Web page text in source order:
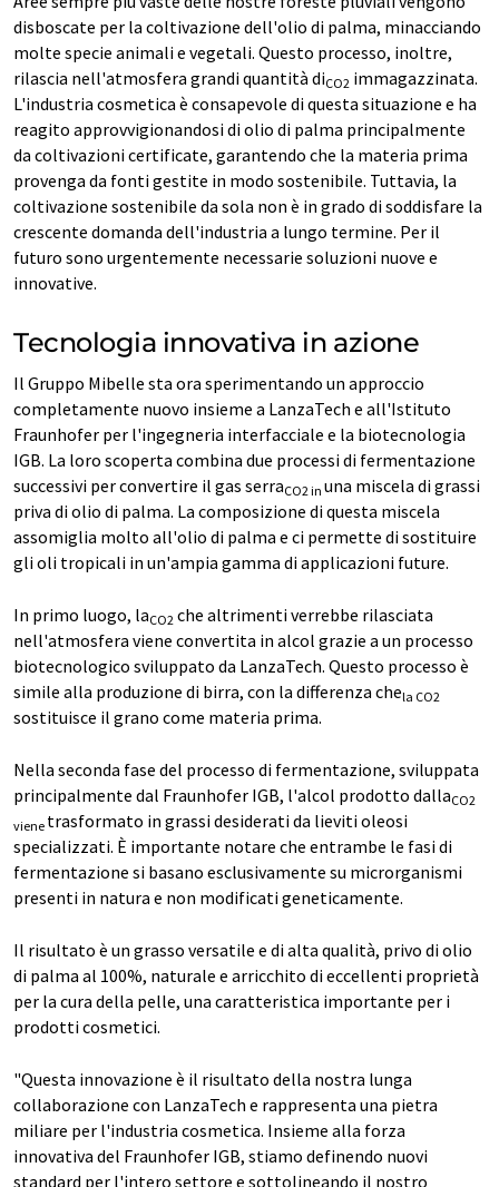
disboscate per la coltivazione dell'olio di palma, minacciando
molte specie animali e vegetali. Questo processo, inoltre,
rilascia nell'atmosfera grandi quantità diCO2 immagazzinata.
L'industria cosmetica è consapevole di questa situazione e ha
reagito approvvigionandosi di olio di palma principalmente
da coltivazioni certificate, garantendo che la materia prima
provenga da fonti gestite in modo sostenibile. Tuttavia, la
coltivazione sostenibile da sola non è in grado di soddisfare la
crescente domanda dell'industria a lungo termine. Per il
futuro sono urgentemente necessarie soluzioni nuove e
innovative.
Tecnologia innovativa in azione
Il Gruppo Mibelle sta ora sperimentando un approccio
completamente nuovo insieme a LanzaTech e all'Istituto
Fraunhofer per l'ingegneria interfacciale e la biotecnologia
IGB. La loro scoperta combina due processi di fermentazione
successivi per convertire il gas serraCO2 in una miscela di grassi
priva di olio di palma. La composizione di questa miscela
assomiglia molto all'olio di palma e ci permette di sostituire
gli oli tropicali in un'ampia gamma di applicazioni future.
In primo luogo, laCO2 che altrimenti verrebbe rilasciata
nell'atmosfera viene convertita in alcol grazie a un processo
biotecnologico sviluppato da LanzaTech. Questo processo è
simile alla produzione di birra, con la differenza chela CO2
sostituisce il grano come materia prima.
Nella seconda fase del processo di fermentazione, sviluppata
principalmente dal Fraunhofer IGB, l'alcol prodotto dallaCO2
viene trasformato in grassi desiderati da lieviti oleosi
specializzati. È importante notare che entrambe le fasi di
fermentazione si basano esclusivamente su microrganismi
presenti in natura e non modificati geneticamente.
Il risultato è un grasso versatile e di alta qualità, privo di olio
di palma al 100%, naturale e arricchito di eccellenti proprietà
per la cura della pelle, una caratteristica importante per i
prodotti cosmetici.
"Questa innovazione è il risultato della nostra lunga
collaborazione con LanzaTech e rappresenta una pietra
miliare per l'industria cosmetica. Insieme alla forza
innovativa del Fraunhofer IGB, stiamo definendo nuovi
standard per l'intero settore e sottolineando il nostro